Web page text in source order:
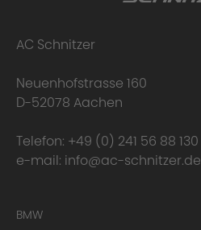
AC Schnitzer
Neuenhofstrasse 160
D-52078 Aachen
Telefon: +49 (0) 241 56 88 130
e-mail: info@ac-schnitzer.de
BMW